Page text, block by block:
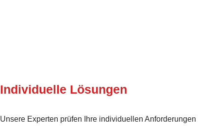
Individuelle Lösungen
Unsere Experten prüfen Ihre individuellen Anforderungen